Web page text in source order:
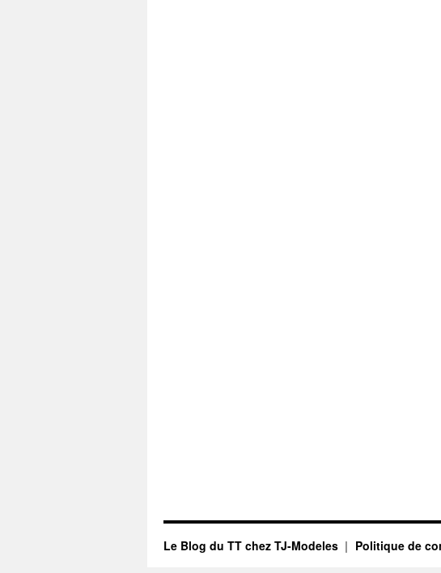
Le Blog du TT chez TJ-Modeles Politique de